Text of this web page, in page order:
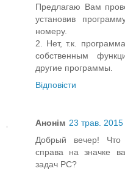
Предлагаю Вам
установив
номеру.
2. Нет, т.к.
собственным
другие программы.
Відповісти
Анонім 23 трав.
Добрый вечер! Что
справа на значке
задач РС?